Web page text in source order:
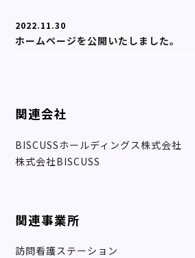
2022.11.30
ホームページを公開いたしました。
関連会社
BISCUSSホールディングス株式会社
株式会社BISCUSS
関連事業所
訪問看護ステーション